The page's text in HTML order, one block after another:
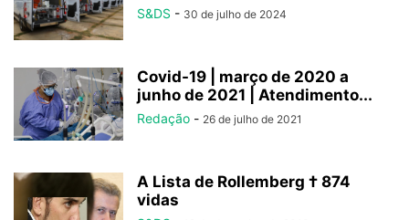
S&DS - 30 de julho de 2024
Covid-19 | março de 2020 a
junho de 2021 | Atendimento...
Redação - 26 de julho de 2021
A Lista de Rollemberg † 874
vidas